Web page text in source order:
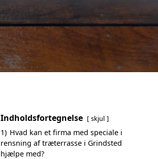
Indholdsfortegnelse skjul
1) Hvad kan et firma med speciale i
rensning af træterrasse i Grindsted
hjælpe med?